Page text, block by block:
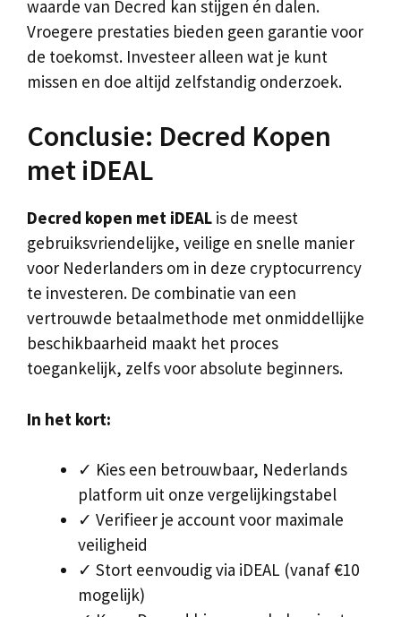
waarde van Decred kan stijgen én dalen.
Vroegere prestaties bieden geen garantie voor
de toekomst. Investeer alleen wat je kunt
missen en doe altijd zelfstandig onderzoek.
Conclusie: Decred Kopen
met iDEAL
Decred kopen met iDEAL is de meest
gebruiksvriendelijke, veilige en snelle manier
voor Nederlanders om in deze cryptocurrency
te investeren. De combinatie van een
vertrouwde betaalmethode met onmiddellijke
beschikbaarheid maakt het proces
toegankelijk, zelfs voor absolute beginners.
In het kort:
✓ Kies een betrouwbaar, Nederlands
platform uit onze vergelijkingstabel
✓ Verifieer je account voor maximale
veiligheid
✓ Stort eenvoudig via iDEAL (vanaf €10
mogelijk)